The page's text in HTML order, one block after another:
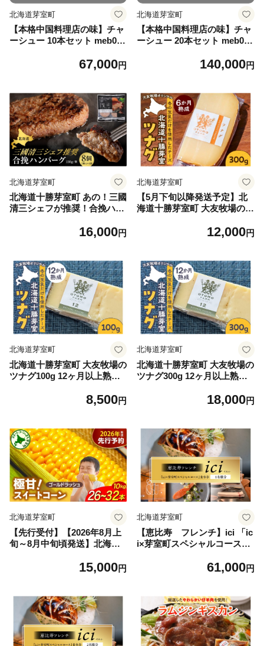
北海道芽室町
【本格中国料理店の味】チャ
ーシュー 10本セット meb086
ご飯のお供 ラーメン トッピ
み 贈答用 お取り寄 グルメ 北
海道 芽室町
67,000円
北海道芽室町
【本格中国料理店の味】チャ
ーシュー 20本セット meb086
ご飯のお供 ラーメン トッピ
み 贈答用 お取り寄 グルメ 北
海道 芽室町
140,000円
北海道芽室町
北海道十勝芽室町 あの！三國
清三シェフが推奨！合挽ハン
c ／ ハンバーグ お肉 生 牛肉
16,000円
北海道芽室町
【5月下旬以降発送予定】北
海道十勝芽室町 大友牧場のツ
077-002c ／ 6ヶ月 送料無料
12,000円
北海道芽室町
北海道十勝芽室町 大友牧場の
ツナグ100g 12ヶ月以上熟成
無料 ハード チーズ ミルク サ
8,500円
北海道芽室町
北海道十勝芽室町 大友牧場の
ツナグ300g 12ヶ月以上熟成
無料 ハード チーズ ミルク サ
18,000円
北海道芽室町
【先行受付】【2026年8月上
旬～8月中旬頃発送】北海道
の極甘スイートコーン 10kg
び コーン お取り寄せ 産地直
送 送料無料 国産
15,000円
北海道芽室町
【恵比寿 フレンチ】ici 「ic
i×芽室町スペシャルコース」
用可 me061-055-1 ／ 食事会
61,000円